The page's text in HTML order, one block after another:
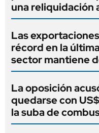
una reliquidación
Las
récord en la
sector mantiene
La oposición
quedarse con
la suba de